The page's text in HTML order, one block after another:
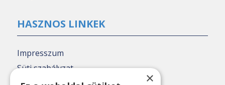
HASZNOS LINKEK
Impresszum
Süti szabályzat
×